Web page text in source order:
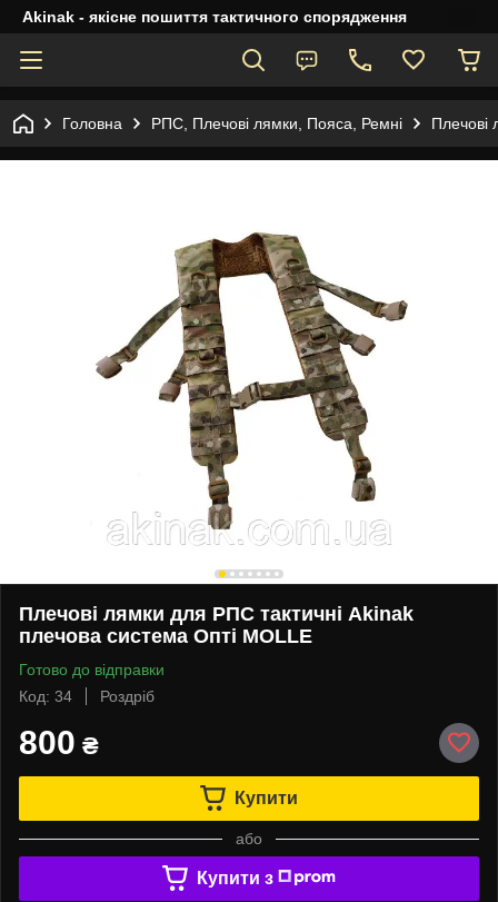
Akinak - якісне пошиття тактичного спорядження
Головна РПС, Плечові лямки, Пояса, Ремні Плечові
Плечові лямки для РПС тактичні Akinak
плечова система Опті MOLLE
Готово до відправки
Код: 34
Роздріб
800 ₴
Купити
або
Купити з